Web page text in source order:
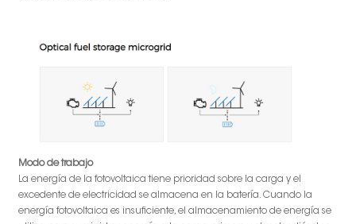
Modo de trabajo
La energía de la fotovoltaica tiene prioridad sobre la carga y el
excedente de electricidad se almacena en la batería. Cuando la
energía fotovoltaica es insuficiente, el almacenamiento de energía se